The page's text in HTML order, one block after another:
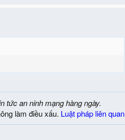
tức an ninh mạng hàng ngày.
làm điều xấu. Luật pháp liên quan